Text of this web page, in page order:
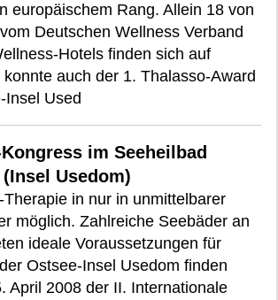
europäischem Rang. Allein 18 von
Deutschen Wellness Verband
Hotels finden sich auf
auch der 1. Thalasso-Award
Insel Used
im Seeheilbad
Usedom)
in nur in unmittelbarer
möglich. Zahlreiche Seebäder an
ideale Voraussetzungen für
Ostsee-Insel Usedom finden
April 2008 der II. Internationale